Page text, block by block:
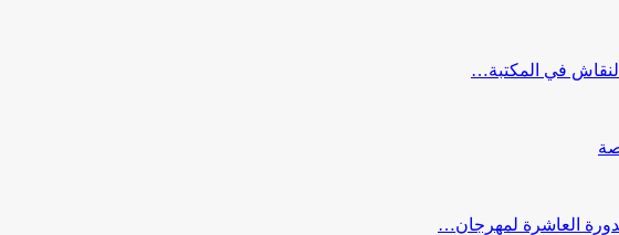
في المكتبة…
العاشرة لمهرجان…